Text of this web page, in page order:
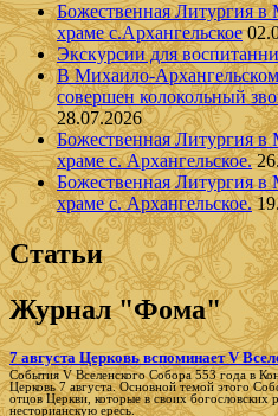
Божественная Литургия
храме с.Архангельское
Экскурсии для
В Михаило-
совершен колокольный
28.07.2026
Божественная Литургия
храме с. Архангельское.
Божественная Литургия
храме с. Архангельское.
Статьи
Журнал "Фома"
7 августа Церковь вспоминает V
События V Вселенского Собора 553 года в
Церковь 7 августа. Основной темой этого
отцов Церкви, которые в своих богословских
несторианскую ересь.